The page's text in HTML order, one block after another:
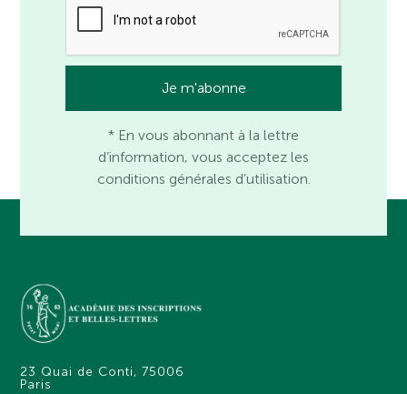
* En vous abonnant à la lettre
d’information, vous acceptez les
conditions générales d’utilisation.
23 Quai de Conti, 75006
Paris